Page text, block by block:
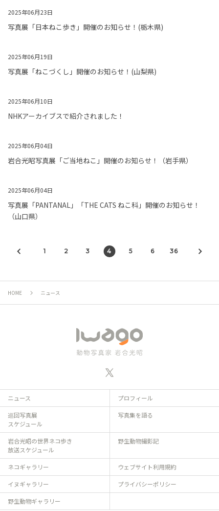
2025年06月23日
写真展「日本ねこ歩き」開催のお知らせ！(栃木県)
2025年06月19日
写真展「ねこづくし」開催のお知らせ！(山梨県)
2025年06月10日
NHKアーカイブスで紹介されました！
2025年06月04日
岩合光昭写真展「ご当地ねこ」開催のお知らせ！（岩手県）
2025年06月04日
写真展「PANTANAL」「THE CATS ねこ科」開催のお知らせ！
（山口県）
1 2 3 4 5 6 36
HOME ニュース
ニュース プロフィール
巡回写真展
スケジュール
写真集を語る
岩合光昭の世界ネコ歩き
放送スケジュール
野生動物撮影記
ネコギャラリー ウェブサイト利用規約
イヌギャラリー プライバシーポリシー
野生動物ギャラリー